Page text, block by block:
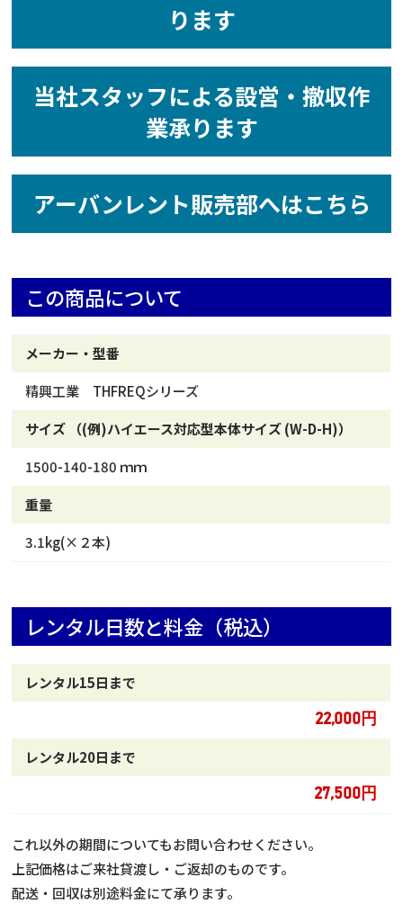
ります
当社スタッフによる設営・撤収作
業承ります
アーバンレント販売部へはこちら
この商品について
メーカー・型番
精興工業 THFREQシリーズ
サイズ （(例)ハイエース対応型本体サイズ (W-D-H)）
1500-140-180 ｍｍ
重量
3.1kg(×２本)
レンタル日数と料金（税込）
レンタル15日まで
22,000円
レンタル20日まで
27,500円
これ以外の期間についてもお問い合わせください。
上記価格はご来社貸渡し・ご返却のものです。
配送・回収は別途料金にて承ります。